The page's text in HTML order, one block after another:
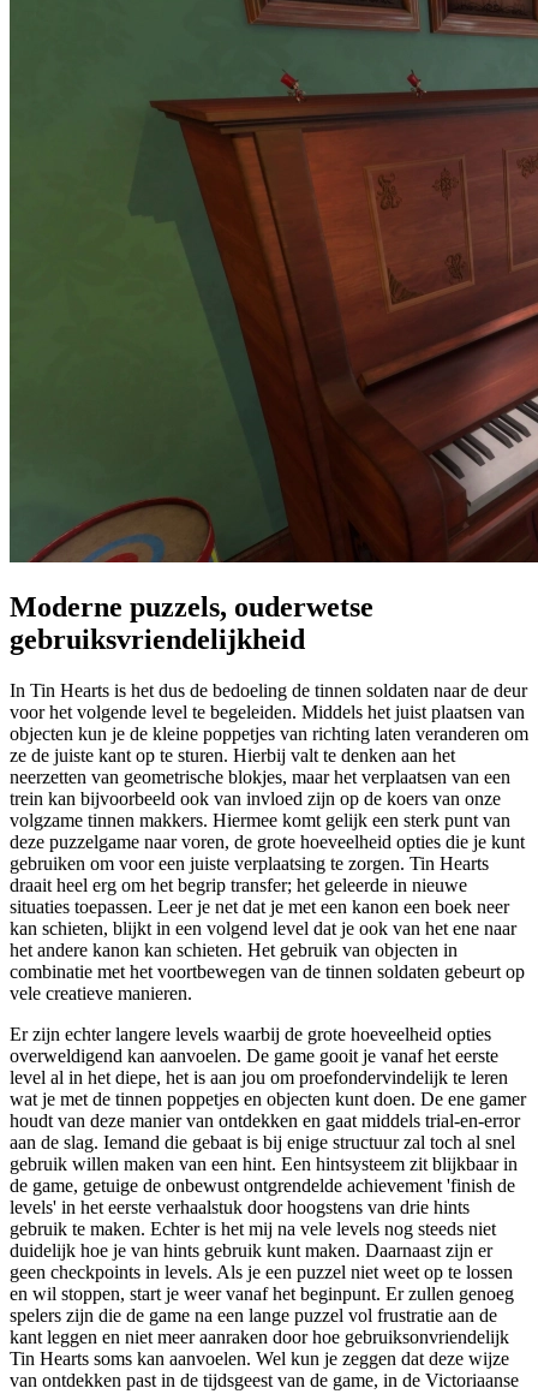
Moderne puzzels, ouderwetse
gebruiksvriendelijkheid
In Tin Hearts is het dus de bedoeling de tinnen soldaten naar de deur
voor het volgende level te begeleiden. Middels het juist plaatsen van
objecten kun je de kleine poppetjes van richting laten veranderen om
ze de juiste kant op te sturen. Hierbij valt te denken aan het
neerzetten van geometrische blokjes, maar het verplaatsen van een
trein kan bijvoorbeeld ook van invloed zijn op de koers van onze
volgzame tinnen makkers. Hiermee komt gelijk een sterk punt van
deze puzzelgame naar voren, de grote hoeveelheid opties die je kunt
gebruiken om voor een juiste verplaatsing te zorgen. Tin Hearts
draait heel erg om het begrip transfer; het geleerde in nieuwe
situaties toepassen. Leer je net dat je met een kanon een boek neer
kan schieten, blijkt in een volgend level dat je ook van het ene naar
het andere kanon kan schieten. Het gebruik van objecten in
combinatie met het voortbewegen van de tinnen soldaten gebeurt op
vele creatieve manieren.
Er zijn echter langere levels waarbij de grote hoeveelheid opties
overweldigend kan aanvoelen. De game gooit je vanaf het eerste
level al in het diepe, het is aan jou om proefondervindelijk te leren
wat je met de tinnen poppetjes en objecten kunt doen. De ene gamer
houdt van deze manier van ontdekken en gaat middels trial-en-error
aan de slag. Iemand die gebaat is bij enige structuur zal toch al snel
gebruik willen maken van een hint. Een hintsysteem zit blijkbaar in
de game, getuige de onbewust ontgrendelde achievement 'finish de
levels' in het eerste verhaalstuk door hoogstens van drie hints
gebruik te maken. Echter is het mij na vele levels nog steeds niet
duidelijk hoe je van hints gebruik kunt maken. Daarnaast zijn er
geen checkpoints in levels. Als je een puzzel niet weet op te lossen
en wil stoppen, start je weer vanaf het beginpunt. Er zullen genoeg
spelers zijn die de game na een lange puzzel vol frustratie aan de
kant leggen en niet meer aanraken door hoe gebruiksonvriendelijk
Tin Hearts soms kan aanvoelen. Wel kun je zeggen dat deze wijze
van ontdekken past in de tijdsgeest van de game, in de Victoriaanse